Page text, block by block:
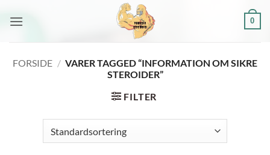
0
FORSIDE / VARER TAGGED “INFORMATION OM SIKRE
STEROIDER”
FILTER